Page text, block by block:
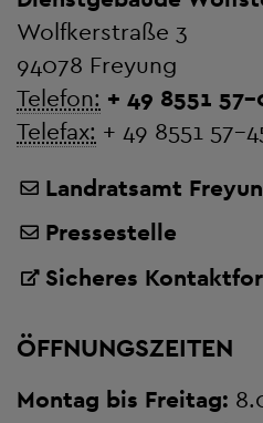
Wolfkerstraße 3
94078 Freyung
Telefon: + 49 8551 57-
Telefax: + 49 8551 57-
Landratsamt
Pressestelle
Sicheres
ÖFFNUNGSZEITEN
Montag bis Freitag: